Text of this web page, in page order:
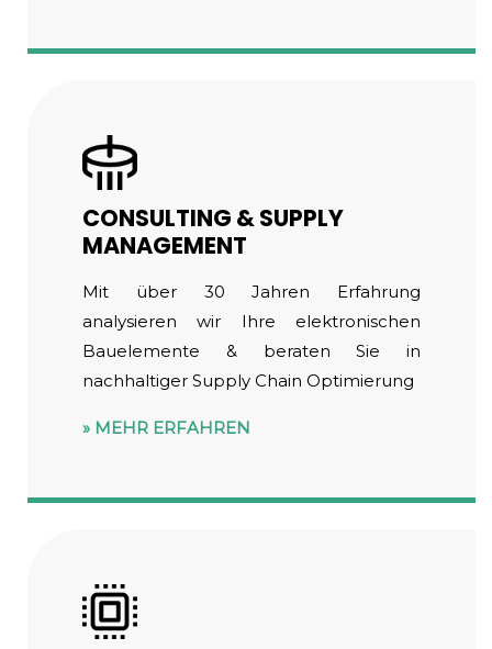
CONSULTING & SUPPLY
MANAGEMENT
Mit über 30 Jahren Erfahrung
analysieren wir Ihre elektronischen
Bauelemente & beraten Sie in
nachhaltiger Supply Chain Optimierung
MEHR ERFAHREN